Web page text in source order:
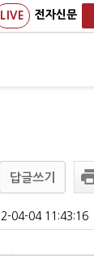
LIVE 전자신문
답글쓰기
04-04 11:43:16